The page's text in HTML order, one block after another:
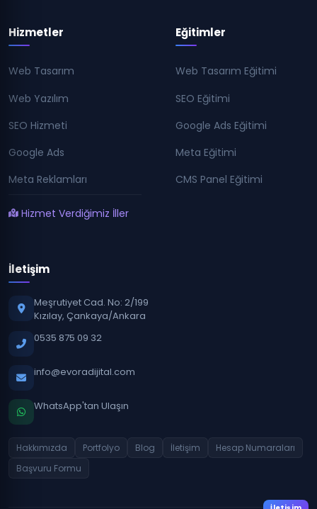
Hizmetler
Web Tasarım
Web Yazılım
SEO Hizmeti
Google Ads
Meta Reklamları
Hizmet Verdiğimiz İller
Eğitimler
Web Tasarım Eğitimi
SEO Eğitimi
Google Ads Eğitimi
Meta Eğitimi
CMS Panel Eğitimi
İletişim
Meşrutiyet Cad. No: 2/199
Kızılay, Çankaya/Ankara
0535 875 09 32
info@evoradijital.com
WhatsApp'tan Ulaşın
Hakkımızda Portfolyo Blog İletişim
Hesap Numaraları
Başvuru Formu